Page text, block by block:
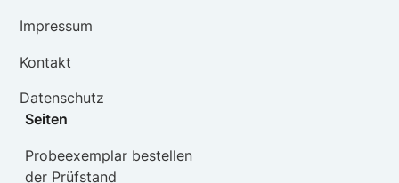
Impressum
Kontakt
Datenschutz
Seiten
Probeexemplar bestellen
der Prüfstand